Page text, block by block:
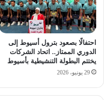
احتفالًا بصعود بترول أسيوط إلى
الدوري الممتاز.. اتحاد الشركات
يختتم البطولة التنشيطية بأسيوط
29 يونيو، 2026